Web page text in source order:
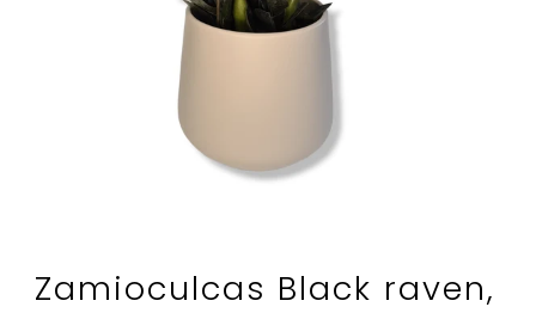
Zamioculcas Black raven,